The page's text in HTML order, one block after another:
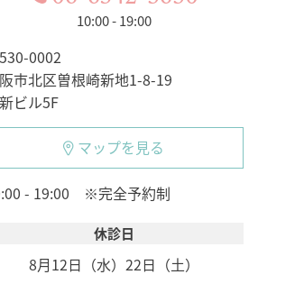
10:00 - 19:00
0002
市北区曽根崎新地1-8-19
ビル5F
マップを見る
- 19:00 ※完全予約制
休診日
8月12日（水） 22日（土）